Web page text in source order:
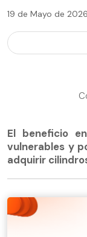
19 de Mayo de
El beneficio
vulnerables y
adquirir